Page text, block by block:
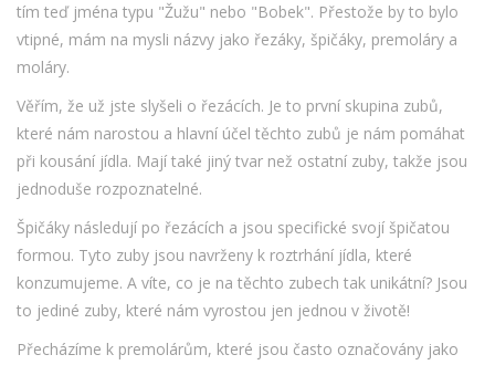
tím teď jména typu "Žužu" nebo "Bobek". Přestože by to bylo
vtipné, mám na mysli názvy jako řezáky, špičáky, premoláry a
moláry.
Věřím, že už jste slyšeli o řezácích. Je to první skupina zubů,
které nám narostou a hlavní účel těchto zubů je nám pomáhat
při kousání jídla. Mají také jiný tvar než ostatní zuby, takže jsou
jednoduše rozpoznatelné.
Špičáky následují po řezácích a jsou specifické svojí špičatou
formou. Tyto zuby jsou navrženy k roztrhání jídla, které
konzumujeme. A víte, co je na těchto zubech tak unikátní? Jsou
to jediné zuby, které nám vyrostou jen jednou v životě!
Přecházíme k premolárům, které jsou často označovány jako